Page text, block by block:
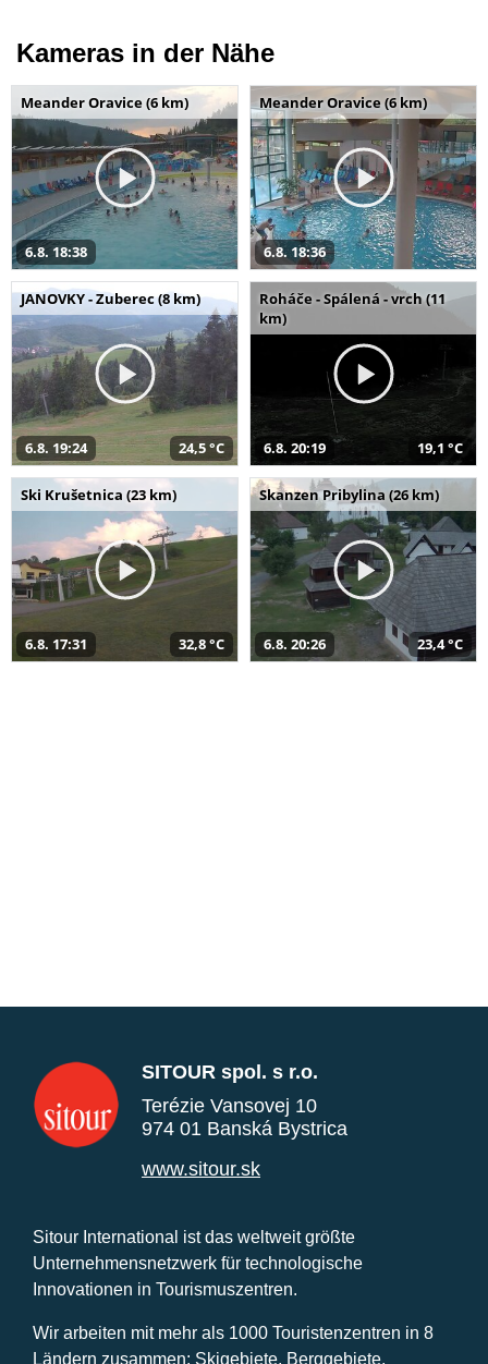
Kameras in der Nähe
Meander Oravice (6 km)
6.8. 18:38
Meander Oravice (6 km)
6.8. 18:36
JANOVKY - Zuberec (8 km)
6.8. 19:24 24,5 °C
Roháče - Spálená - vrch (11
km)
6.8. 20:19 19,1 °C
Ski Krušetnica (23 km)
6.8. 17:31 32,8 °C
Skanzen Pribylina (26 km)
6.8. 20:26 23,4 °C
SITOUR spol. s r.o.
Terézie Vansovej 10
974 01 Banská Bystrica
www.sitour.sk
Sitour International ist das weltweit größte
Unternehmensnetzwerk für technologische
Innovationen in Tourismuszentren.
Wir arbeiten mit mehr als 1000 Touristenzentren in 8
Ländern zusammen: Skigebiete, Berggebiete,